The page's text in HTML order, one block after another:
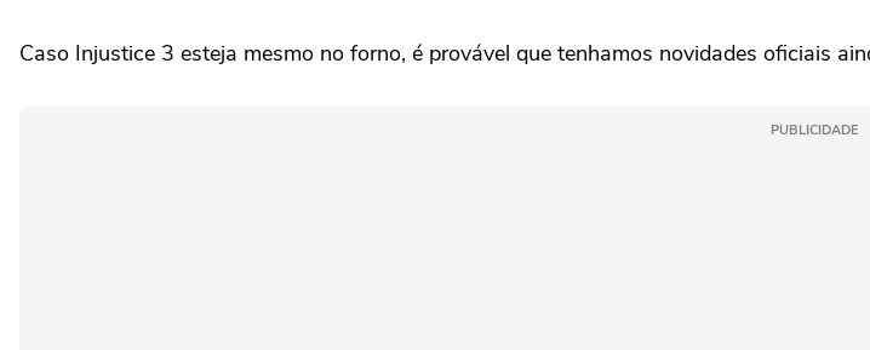
Caso Injustice 3 esteja mesmo no forno, é provável que tenhamos novidades oficiais
PUBLICIDADE